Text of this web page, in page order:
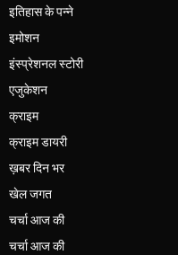
इतिहास के पन्ने
इमोशन
इंस्प्रेशनल स्टोरी
एजुकेशन
क्राइम
क्राइम डायरी
ख़बर दिन भर
खेल जगत
चर्चा आज की
चर्चा आज की